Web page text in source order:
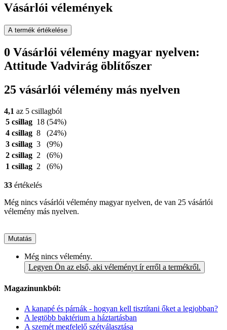
Vásárlói vélemények
A termék értékelése
0 Vásárlói vélemény magyar nyelven:
Attitude Vadvirág öblítőszer
25 vásárlói vélemény más nyelven
4,1 az 5 csillagból
5 csillag 18 (54%)
4 csillag 8
(24%)
3 csillag 3
(9%)
2 csillag 2
(6%)
1 csillag 2 (6%)
33 értékelés
Még nincs vásárlói vélemény magyar nyelven, de van 25 vásárlói
vélemény más nyelven.
Mutatás
Még nincs vélemény.
Legyen Ön az első, aki véleményt ír erről a termékről.
Magazinunkból:
A kanapé és párnák - hogyan kell tisztítani őket a legjobban?
A legtöbb baktérium a háztartásban
A szemét megfelelő szétválasztása